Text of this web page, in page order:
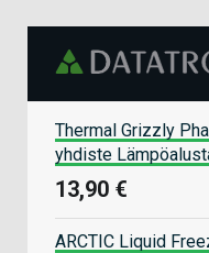
Thermal Grizzly
yhdiste
13,90 €
ARCTIC Liquid